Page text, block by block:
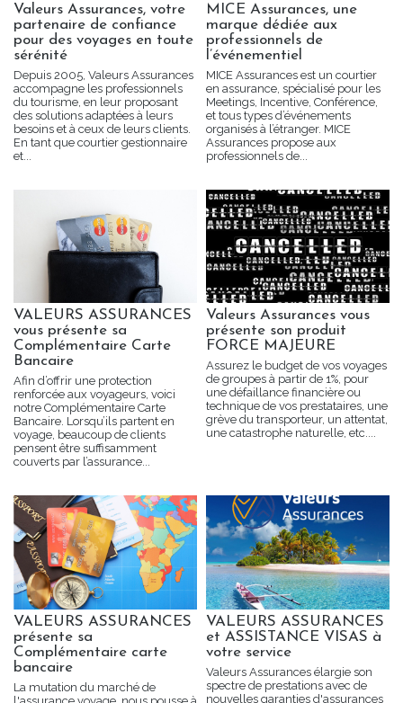
Valeurs Assurances, votre
partenaire de confiance
pour des voyages en toute
sérénité
Depuis 2005, Valeurs Assurances
accompagne les professionnels
du tourisme, en leur proposant
des solutions adaptées à leurs
besoins et à ceux de leurs clients.
En tant que courtier gestionnaire
et...
MICE Assurances, une
marque dédiée aux
professionnels de
l’événementiel
MICE Assurances est un courtier
en assurance, spécialisé pour les
Meetings, Incentive, Conférence,
et tous types d’événements
organisés à l’étranger. MICE
Assurances propose aux
professionnels de...
VALEURS ASSURANCES
vous présente sa
Complémentaire Carte
Bancaire
Afin d’offrir une protection
renforcée aux voyageurs, voici
notre Complémentaire Carte
Bancaire. Lorsqu’ils partent en
voyage, beaucoup de clients
pensent être suffisamment
couverts par l’assurance...
Valeurs Assurances vous
présente son produit
FORCE MAJEURE
Assurez le budget de vos voyages
de groupes à partir de 1%, pour
une défaillance financière ou
technique de vos prestataires, une
grève du transporteur, un attentat,
une catastrophe naturelle, etc....
VALEURS ASSURANCES
présente sa
Complémentaire carte
bancaire
La mutation du marché de
VALEURS ASSURANCES
et ASSISTANCE VISAS à
votre service
Valeurs Assurances élargie son
spectre de prestations avec de
nouvelles garanties d'assurances